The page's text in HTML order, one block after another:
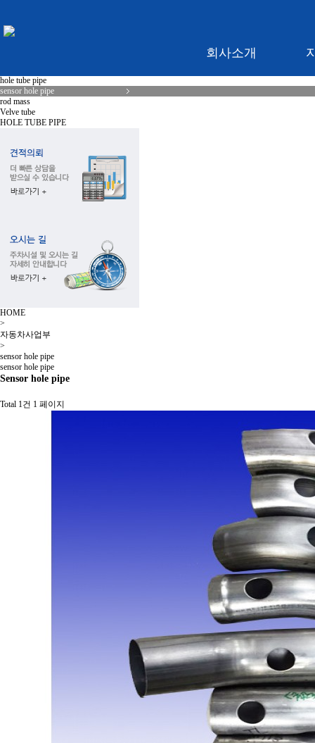
회사소개
대표인사말
SENSOR HOLE TUBE PIPE
delivery pipe
hole tube pipe
sensor hole pipe
rod mass
Velve tube
HOLE TUBE PIPE
HOME
>
자동차사업부
>
sensor hole pipe
sensor hole pipe
Sensor hole pipe
Total 1건 1 페이지